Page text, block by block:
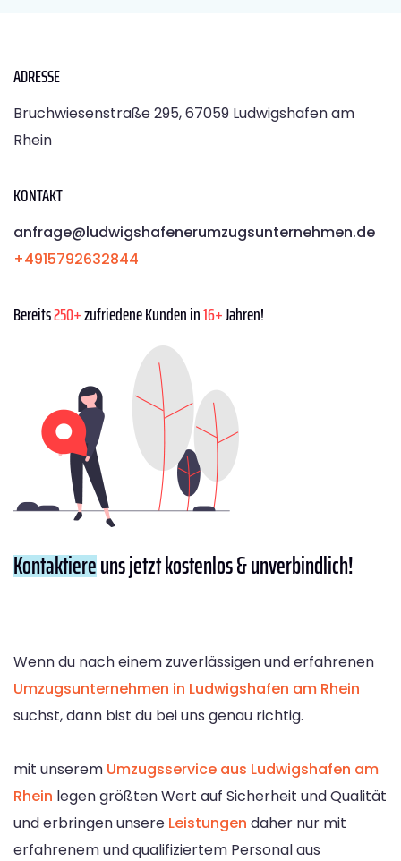
ADRESSE
Bruchwiesenstraße 295, 67059 Ludwigshafen am
Rhein
KONTAKT
anfrage@ludwigshafenerumzugsunternehmen.de
+4915792632844
Bereits250+zufriedene Kunden in16+Jahren!
Kontaktiereuns jetzt kostenlos & unverbindlich!
Wenn du nach einem zuverlässigen und erfahrenen
Umzugsunternehmen in Ludwigshafen am Rhein
suchst, dann bist du bei uns genau richtig.
mit unserem Umzugsservice aus Ludwigshafen am
Rhein legen größten Wert auf Sicherheit und Qualität
und erbringen unsere Leistungen daher nur mit
erfahrenem und qualifiziertem Personal aus